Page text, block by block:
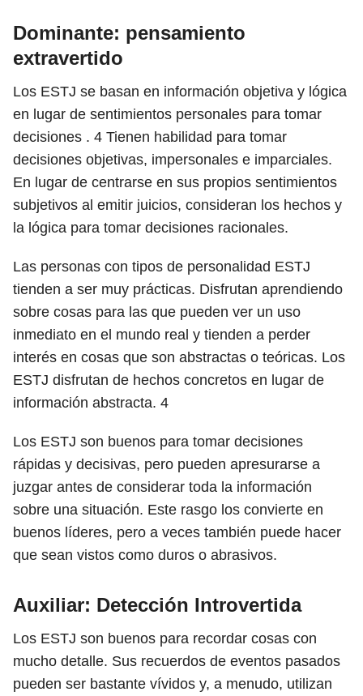
Dominante: pensamiento
extravertido
Los ESTJ se basan en información objetiva y lógica
en lugar de sentimientos personales para tomar
decisiones . 4 Tienen habilidad para tomar
decisiones objetivas, impersonales e imparciales.
En lugar de centrarse en sus propios sentimientos
subjetivos al emitir juicios, consideran los hechos y
la lógica para tomar decisiones racionales.
Las personas con tipos de personalidad ESTJ
tienden a ser muy prácticas. Disfrutan aprendiendo
sobre cosas para las que pueden ver un uso
inmediato en el mundo real y tienden a perder
interés en cosas que son abstractas o teóricas. Los
ESTJ disfrutan de hechos concretos en lugar de
información abstracta. 4
Los ESTJ son buenos para tomar decisiones
rápidas y decisivas, pero pueden apresurarse a
juzgar antes de considerar toda la información
sobre una situación. Este rasgo los convierte en
buenos líderes, pero a veces también puede hacer
que sean vistos como duros o abrasivos.
Auxiliar: Detección Introvertida
Los ESTJ son buenos para recordar cosas con
mucho detalle. Sus recuerdos de eventos pasados ​​
pueden ser bastante vívidos y, a menudo, utilizan